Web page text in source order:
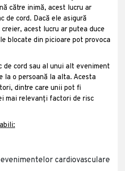
către inimă, acest lucru ar
de cord. Dacă ele asigură
acest lucru ar putea duce
blocate din picioare pot provoca
de cord sau al unui alt eveniment
la o persoană la alta. Acesta
dintre care unii pot fi
mai relevanți factori de risc
cardiovasculare